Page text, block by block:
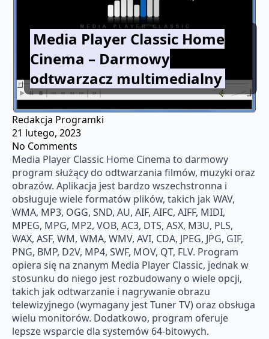
Media Player Classic Home
Cinema – Darmowy
odtwarzacz multimedialny
Redakcja Programki
21 lutego, 2023
No Comments
Media Player Classic Home Cinema to darmowy
program służący do odtwarzania filmów, muzyki oraz
obrazów. Aplikacja jest bardzo wszechstronna i
obsługuje wiele formatów plików, takich jak WAV,
WMA, MP3, OGG, SND, AU, AIF, AIFC, AIFF, MIDI,
MPEG, MPG, MP2, VOB, AC3, DTS, ASX, M3U, PLS,
WAX, ASF, WM, WMA, WMV, AVI, CDA, JPEG, JPG, GIF,
PNG, BMP, D2V, MP4, SWF, MOV, QT, FLV. Program
opiera się na znanym Media Player Classic, jednak w
stosunku do niego jest rozbudowany o wiele opcji,
takich jak odtwarzanie i nagrywanie obrazu
telewizyjnego (wymagany jest Tuner TV) oraz obsługa
wielu monitorów. Dodatkowo, program oferuje
lepsze wsparcie dla systemów 64-bitowych.